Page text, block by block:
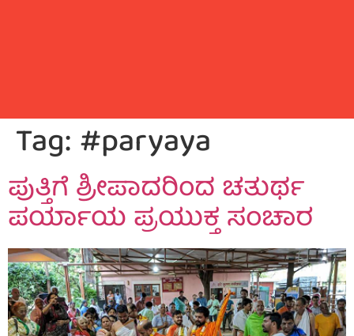
Tag:#paryaya
ಪುತ್ತಿಗೆ ಶ್ರೀಪಾದರಿಂದ ಚತುರ್ಥ
ಪರ್ಯಾಯ ಪ್ರಯುಕ್ತ ಸಂಚಾರ